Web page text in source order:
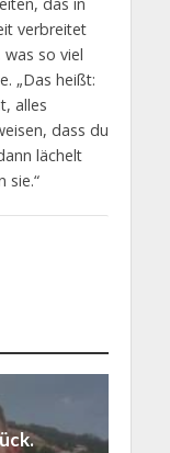
verbreitet
was so viel
„Das heißt:
alles
dass du
lächelt
sie.“